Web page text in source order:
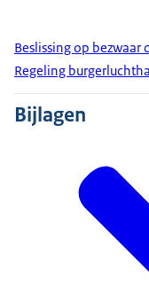
Beslissing op
Regeling
Bijlagen